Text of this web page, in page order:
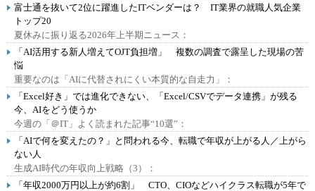
富士通を抜いて2位に躍進したITベンダーは？ IT業界の就職人気企業
トップ20
夏休みに振り返る2026年上半期ニュース：
「AI活用する新人増えてOJT負担増」 複数の調査で露呈した現場の苦
悩
重要なのは「AIに代替されにくい本質的な自走力」：
「Excel好き」では進化できない、「Excel/CSVでデータ連携」が残る
今、AIをどう使うか
今週の「＠IT」よく読まれた記事“10選”：
「AIで何を変えたの？」と問われる今、転職で年収が上がる人／上がら
ない人
生成AI時代の年収向上戦略（3）：
「年収2000万円以上が約6割」 CTO、CIOなどハイクラス転職が5年で